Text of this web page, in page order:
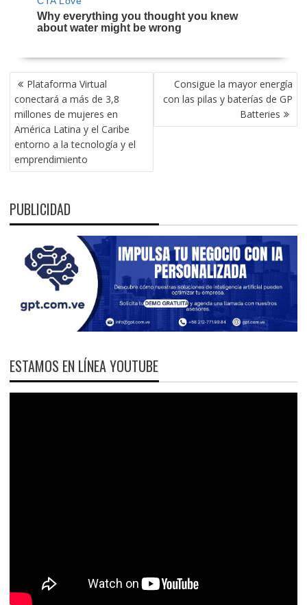
NAVEGACIÓN
DE
ENTRADAS
Plataforma Virtual
conectará a más de 3,8
millones de mujeres en
América Latina y el Caribe
entorno a la tecnología y el
emprendimiento
Consigue la mayor energía
con las pilas y baterías de GP
Batteries
PUBLICIDAD
ESTAMOS EN LÍNEA YOUTUBE